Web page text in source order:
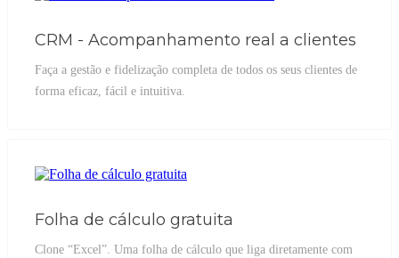
CRM - Acompanhamento real a clientes
Faça a gestão e fidelização completa de todos os seus clientes de
forma eficaz, fácil e intuitiva.
Folha de cálculo gratuita
Clone “Excel”. Uma folha de cálculo que liga diretamente com